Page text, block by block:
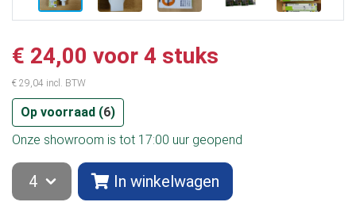
€ 24,00 voor 4 stuks
€ 29,04 incl. BTW
Op voorraad (6)
Onze showroom is tot 17:00 uur geopend
In winkelwagen